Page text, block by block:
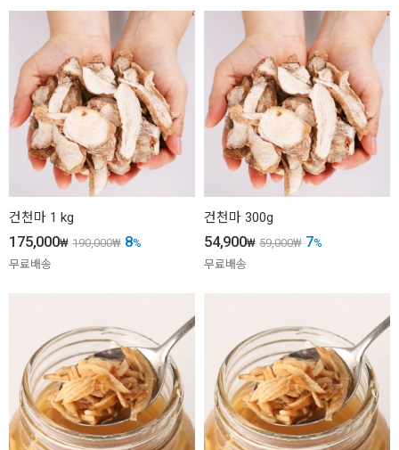
건천마 1 kg
175,000₩ 190,000₩ 8%
무료배송
건천마 300g
54,900₩ 59,000₩ 7%
무료배송